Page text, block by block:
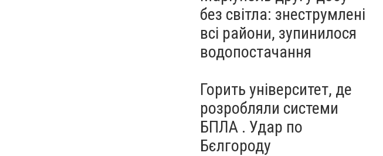
без світла: знеструмлені
всі райони, зупинилося
водопостачання
Горить університет, де
розробляли системи
БПЛА . Удар по
Бєлгороду